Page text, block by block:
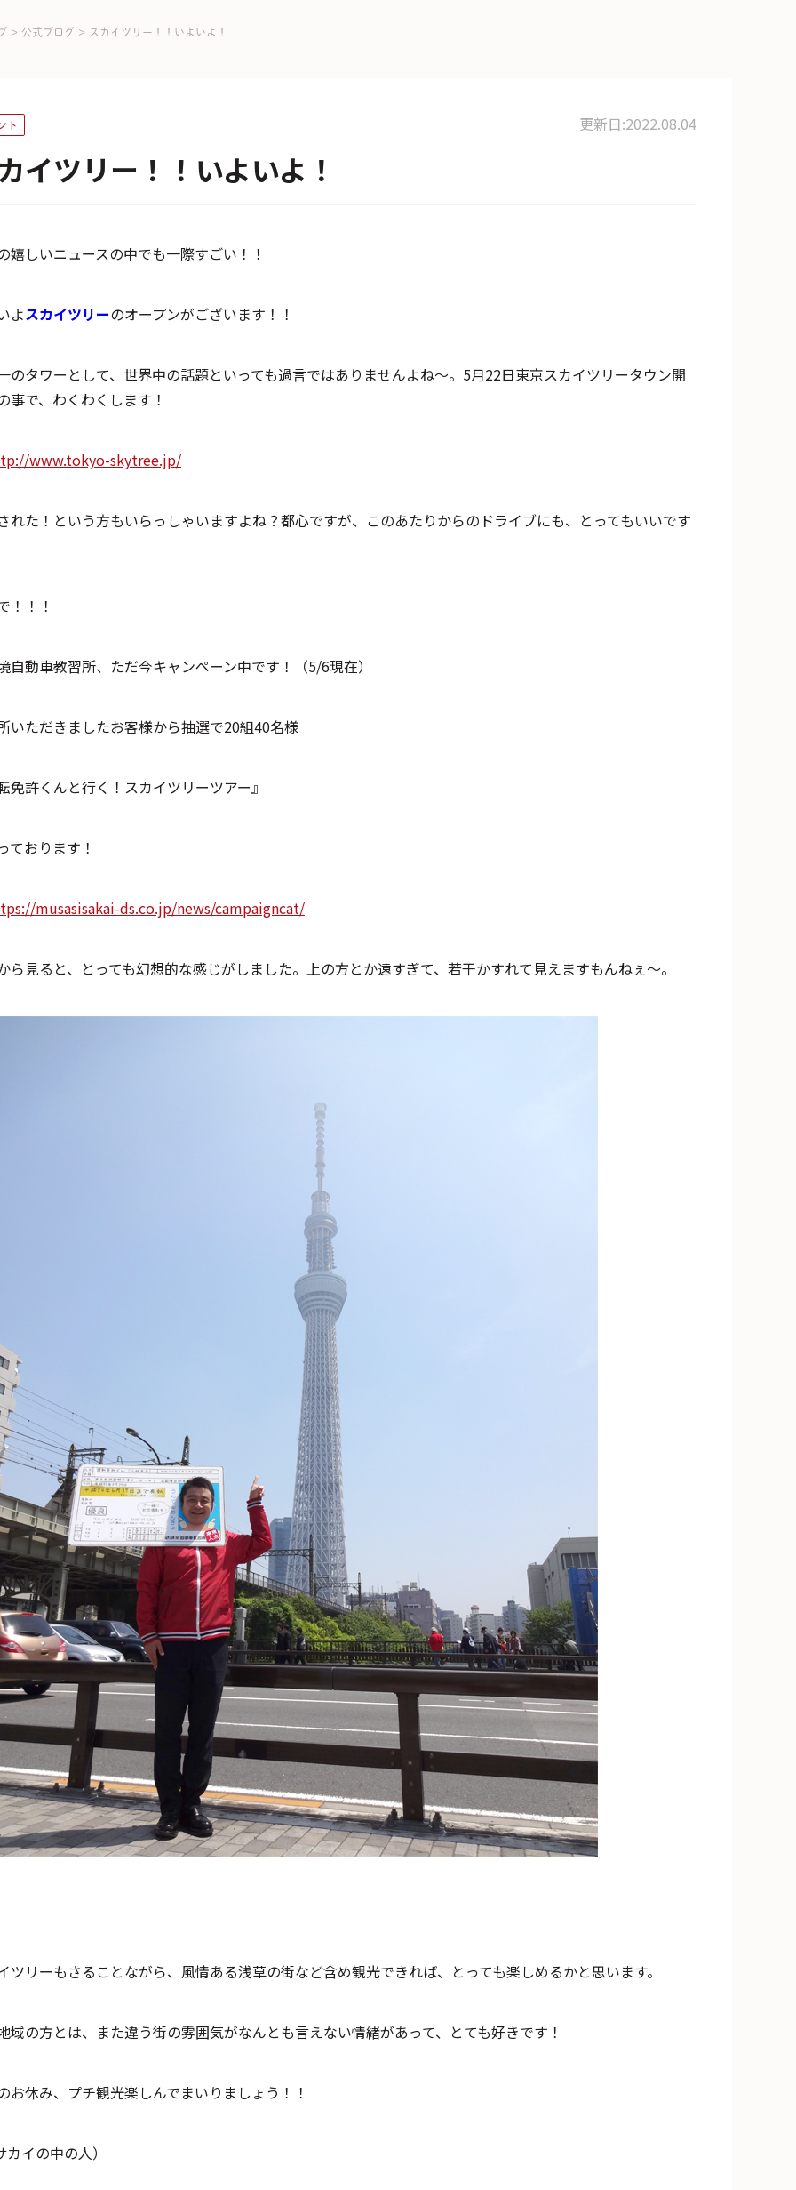
> 公式ブログ > スカイツリー！！いよいよ！
ト 更新日:2022.08.04
イツリー！！いよいよ！
嬉しいニュースの中でも一際すごい！！
よスカイツリーのオープンがございます！！
のタワーとして、世界中の話題といっても過言ではありませんよね～。5月22日東京スカイツリータウン開
事で、わくわくします！
www.tokyo-skytree.jp/
れた！という方もいらっしゃいますよね？都心ですが、このあたりからのドライブにも、とってもいいです
！！！
自動車教習所、ただ今キャンペーン中です！（5/6現在）
いただきましたお客様から抽選で20組40名様
免許くんと行く！スカイツリーツアー』
ております！
musasisakai-ds.co.jp/news/campaigncat/
ら見ると、とっても幻想的な感じがしました。上の方とか遠すぎて、若干かすれて見えますもんねぇ～。
ツリーもさることながら、風情ある浅草の街など含め観光できれば、とっても楽しめるかと思います。
域の方とは、また違う街の雰囲気がなんとも言えない情緒があって、とても好きです！
お休み、プチ観光楽しんでまいりましょう！！
イの中の人）